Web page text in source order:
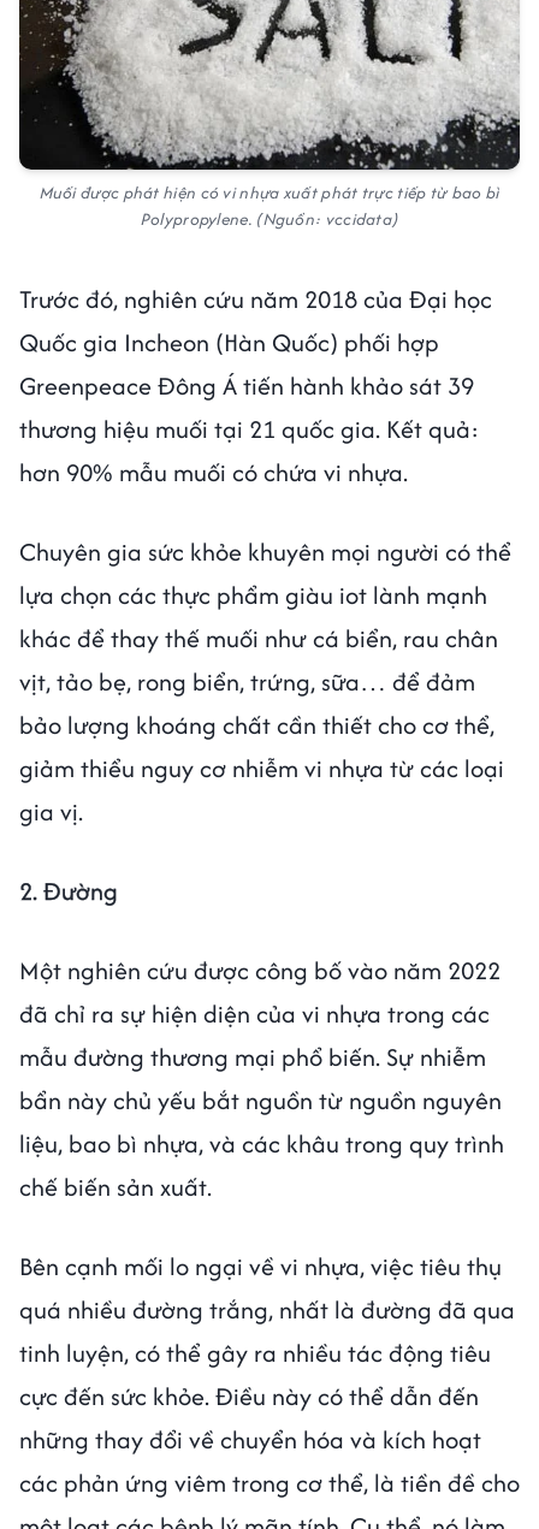
Muối được phát hiện có vi nhựa xuất phát trực tiếp từ bao bì
Polypropylene. (Nguồn: vccidata)
Trước đó, nghiên cứu năm 2018 của Đại học
Quốc gia Incheon (Hàn Quốc) phối hợp
Greenpeace Đông Á tiến hành khảo sát 39
thương hiệu muối tại 21 quốc gia. Kết quả:
hơn 90% mẫu muối có chứa vi nhựa.
Chuyên gia sức khỏe khuyên mọi người có thể
lựa chọn các thực phẩm giàu iot lành mạnh
khác để thay thế muối như cá biển, rau chân
vịt, tảo bẹ, rong biển, trứng, sữa… để đảm
bảo lượng khoáng chất cần thiết cho cơ thể,
giảm thiểu nguy cơ nhiễm vi nhựa từ các loại
gia vị.
2. Đường
Một nghiên cứu được công bố vào năm 2022
đã chỉ ra sự hiện diện của vi nhựa trong các
mẫu đường thương mại phổ biến. Sự nhiễm
bẩn này chủ yếu bắt nguồn từ nguồn nguyên
liệu, bao bì nhựa, và các khâu trong quy trình
chế biến sản xuất.
Bên cạnh mối lo ngại về vi nhựa, việc tiêu thụ
quá nhiều đường trắng, nhất là đường đã qua
tinh luyện, có thể gây ra nhiều tác động tiêu
cực đến sức khỏe. Điều này có thể dẫn đến
những thay đổi về chuyển hóa và kích hoạt
các phản ứng viêm trong cơ thể, là tiền đề cho